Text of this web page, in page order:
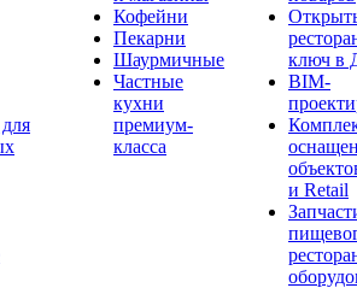
Кофейни
Пекарни
Шаурмичные
Частные
кухни
премиум-
класса
ключ в
BIM-
и Retail